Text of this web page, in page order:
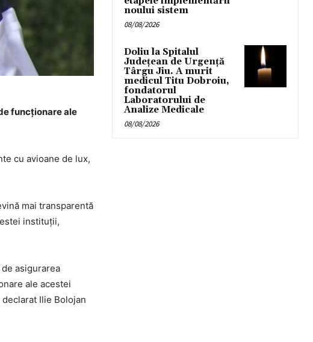
funcţionare ale
cu avioane de lux,
mai transparentă
instituţii,
asigurarea
ale acestei
Ilie Bolojan
noului sistem
08/08/2026
Doliu la Spitalul
Județean de Urgență
Târgu Jiu. A murit
medicul Titu Dobroiu,
fondatorul
Laboratorului de
Analize Medicale
08/08/2026